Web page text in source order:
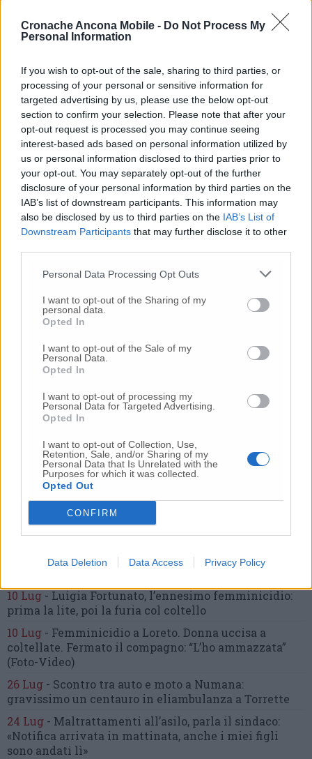
Cronache Ancona Mobile - Do Not Process My
Personal Information
If you wish to opt-out of the sale, sharing to third parties, or
processing of your personal or sensitive information for
targeted advertising by us, please use the below opt-out
section to confirm your selection. Please note that after your
opt-out request is processed you may continue seeing
interest-based ads based on personal information utilized by
us or personal information disclosed to third parties prior to
your opt-out. You may separately opt-out of the further
disclosure of your personal information by third parties on the
IAB’s list of downstream participants. This information may
also be disclosed by us to third parties on the IAB’s List of
Downstream Participants that may further disclose it to other
Personal Data Processing Opt Outs
I want to opt-out of the Sharing of my
personal data.
Opted In
I want to opt-out of the Sale of my
Personal Data.
Opted In
I want to opt-out of processing my
Personal Data for Targeted Advertising.
Opted In
I want to opt-out of Collection, Use,
Retention, Sale, and/or Sharing of my
Personal Data that Is Unrelated with the
Purposes for which it was collected.
Opted Out
CONFIRM
Data Deletion Data Access Privacy Policy
Progetto questo da realizzarsi attraverso i
fondi ottenuti con il Pnrr per unire la stazione
anconetano. La discussione dei pareri della
Commissione nell’aula consiliare domani,
sarà preliminare a quella della conferenza dei
servizi decisoria dove verranno poi varate le
sei proposte di aggiustamento del progetto
definitivo dell’Anas.
© RIPRODUZIONE RISERVATA
Vai alla home
Commenti
Nessun commento presente
Commenta
Commenta l'articolo
Gli articoli più letti
-Bimbi costretti a colpirsi da solie lasciati al
10 Lug - Luigia Fortunato, l’ennesimo femminicidio:
prima la lite, poi la furia col coltello
10 Lug - Femminicidio a Loreto. Donna uccisa a
coltellate. Fermato il compagno: “L’ho ammazzata”
(Foto-Video)
26 Lug - Scontro tra auto e moto a Numana:
gravissimo un centauro in eliambulanza a Torrette
24 Lug - Maltrattamenti all’asilo, parla il sindaco:
«Notifica arrivata in mattinata, anche i miei figli
sono andati lì»